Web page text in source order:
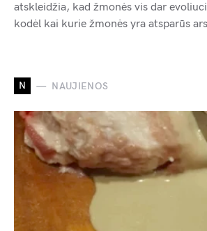
atskleidžia, kad žmonės vis dar
kodėl kai kurie žmonės yra atsparūs
N NAUJIENOS